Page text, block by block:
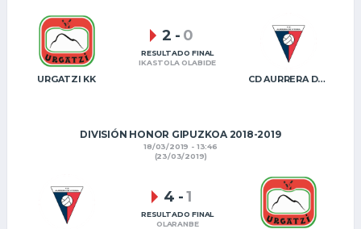
URGATZI KK CD AURRERA DE VITORIA
2 - 0
RESULTADO FINAL
IKASTOLA OLABIDE
DIVISIÓN HONOR GIPUZKOA 2018-2019
18/03/2019 - 13:46
(23/03/2019)
4 -1
RESULTADO FINAL
OLARANBE